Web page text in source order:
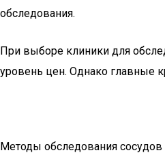
обследования.
При выборе клиники для
уровень цен. Однако главные
Методы обследования сосудов